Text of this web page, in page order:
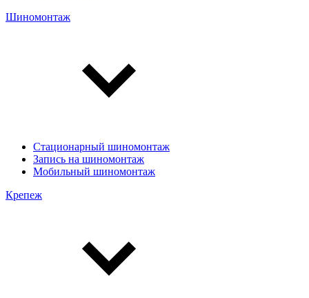
Шиномонтаж
Стационарный шиномонтаж
Запись на шиномонтаж
Мобильный шиномонтаж
Крепеж